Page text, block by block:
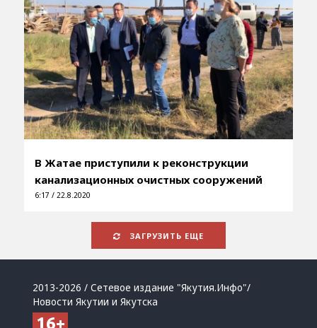
В Жатае приступили к реконструкции
канализационных очистных сооружений
6:17 / 22.8.2020
ЗАГРУЗИТЬ ЕЩЕ
2013-2026 / Сетевое издание "Якутия.Инфо"/
Новости Якутии и Якутска